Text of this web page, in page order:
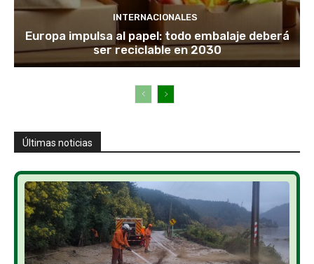
INTERNACIONALES
Europa impulsa al papel: todo embalaje deberá
ser reciclable en 2030
Últimas noticias